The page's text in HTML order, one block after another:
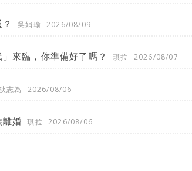
吳娟瑜 2026/08/09
」來臨，你準備好了嗎？ 琪拉 2026/08/07
志為 2026/08/06
離婚 琪拉 2026/08/06